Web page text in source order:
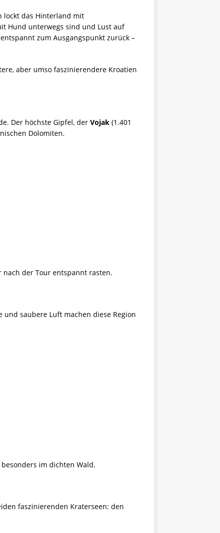
lockt das Hinterland mit
Hund unterwegs sind und Lust auf
zum Ausgangspunkt zurück –
aber umso faszinierendere Kroatien
Der höchste Gipfel, der Vojak (1.401
Dolomiten.
der Tour entspannt rasten.
saubere Luft machen diese Region
im dichten Wald.
faszinierenden Kraterseen: den